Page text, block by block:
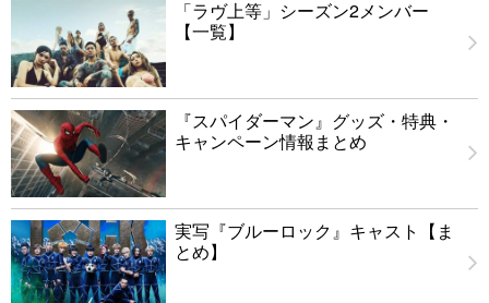
「ラヴ上等」シーズン2メンバー
【一覧】
『スパイダーマン』グッズ・特典・
キャンペーン情報まとめ
実写『ブルーロック』キャスト【ま
とめ】